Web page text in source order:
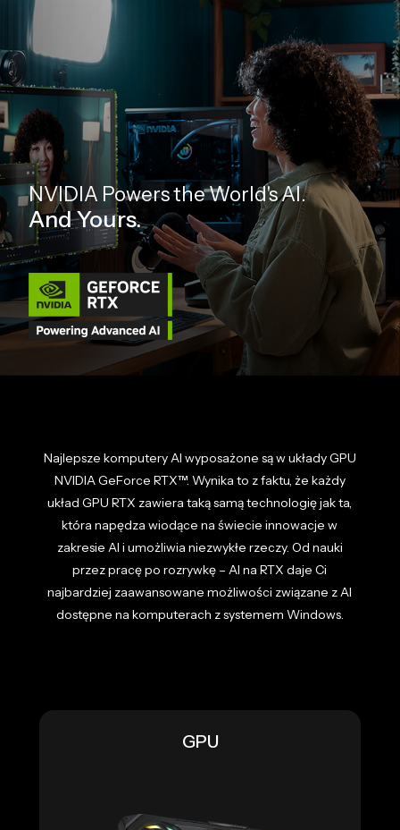
NVIDIA Powers the World's AI.
And Yours.
Najlepsze komputery AI wyposażone są w układy GPU
NVIDIA GeForce RTX™. Wynika to z faktu, że każdy
układ GPU RTX zawiera taką samą technologię jak ta,
która napędza wiodące na świecie innowacje w
zakresie AI i umożliwia niezwykłe rzeczy. Od nauki
przez pracę po rozrywkę – AI na RTX daje Ci
najbardziej zaawansowane możliwości związane z AI
dostępne na komputerach z systemem Windows.
GPU